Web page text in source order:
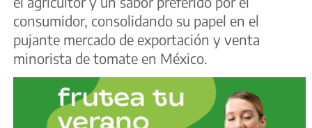
consumidor, consolidando su papel en el
pujante mercado de exportación y venta
minorista de tomate en México.